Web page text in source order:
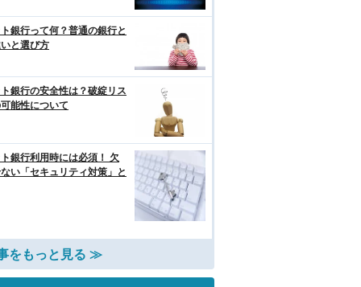
銀行って何？普通の銀行と
と選び方
銀行の安全性は？破綻リス
能性について
銀行利用時には必須！ 欠
い「セキュリティ対策」と
をもっと見る ≫